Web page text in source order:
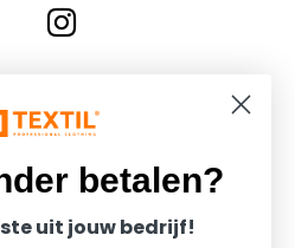
betalen?
uit jouw bedrijf!